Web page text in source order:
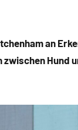
an
Hund